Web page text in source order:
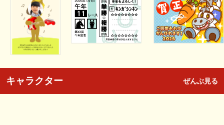
キャラクター ぜんぶ見る